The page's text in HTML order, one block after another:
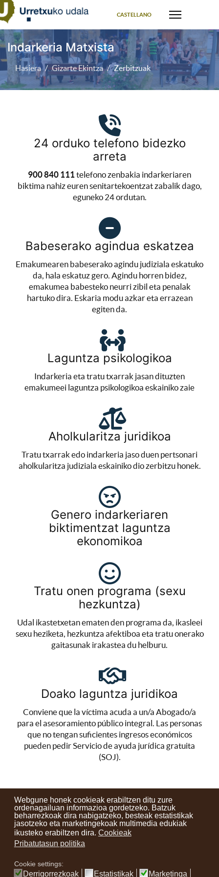
Webgune honek cookieak erabiltzen ditu zure
ordenagailuan informazioa gordetzeko. Batzuk
beharrezkoak dira nabigatzeko, besteak estatistikak
jasotzeko eta marketingekoak multimedia edukiak
ikusteko erabiltzen dira. Cookieak
Pribatutasun politika
Cookie settings:
Derrigorrezkoak Estatistikak Marketinga
CASTELLANO
Indarkeria Matxista
Hasiera Gizarte Ekintza Zerbitzuak
24 orduko telefono bidezko
arreta
900 840 111 telefono zenbakia indarkeriaren
biktima nahiz euren senitartekoentzat zabalik dago,
eguneko 24 ordutan.
Babeserako agindua eskatzea
Emakumearen babeserako agindu judiziala eskatuko
da, hala eskatuz gero. Agindu horren bidez,
emakumea babesteko neurri zibil eta penalak
hartuko dira. Eskaria modu azkar eta errazean
egiten da.
Laguntza psikologikoa
Indarkeria eta tratu txarrak jasan dituzten
emakumeei laguntza psikologikoa eskainiko zaie
Aholkularitza juridikoa
Tratu txarrak edo indarkeria jaso duen pertsonari
aholkularitza judiziala eskainiko dio zerbitzu honek.
Genero indarkeriaren
biktimentzat laguntza
ekonomikoa
Tratu onen programa (sexu
hezkuntza)
Udal ikastetxetan ematen den programa da, ikasleei
sexu heziketa, hezkuntza afektiboa eta tratu onerako
gaitasunak irakastea du helburu.
Doako laguntza juridikoa
Conviene que la víctima acuda a un/a Abogado/a
para el asesoramiento público integral. Las personas
que no tengan suficientes ingresos económicos
pueden pedir Servicio de ayuda jurídica gratuita
(SOJ).
Kontaktuak Erabilera baldintzak Lege oharra
Berriak
Zure iritzia